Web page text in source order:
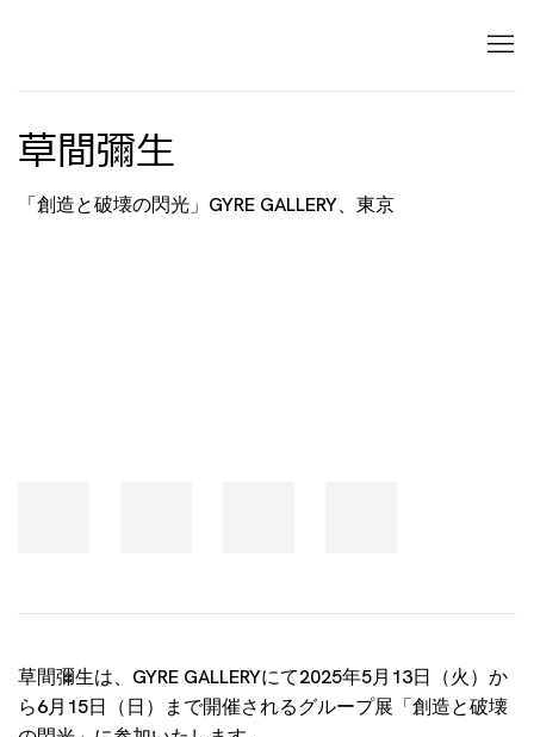
草間彌生
「創造と破壊の閃光」GYRE GALLERY、東京
草間彌生は、GYRE GALLERYにて2025年5月13日（火）か
ら6月15日（日）まで開催されるグループ展「創造と破壊